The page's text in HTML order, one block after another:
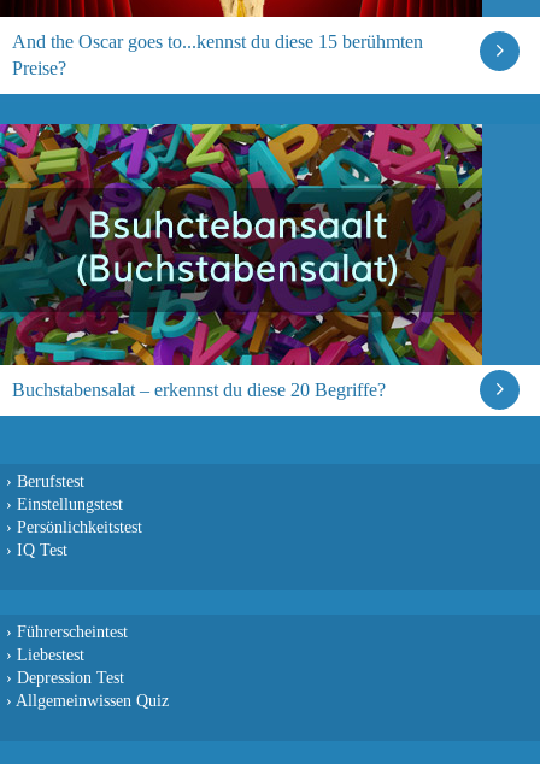
And the Oscar goes to...kennst du diese 15 berühmten
Preise?
Buchstabensalat – erkennst du diese 20 Begriffe?
› Berufstest
› Einstellungstest
› Persönlichkeitstest
› IQ Test
› Führerscheintest
› Liebestest
› Depression Test
› Allgemeinwissen Quiz